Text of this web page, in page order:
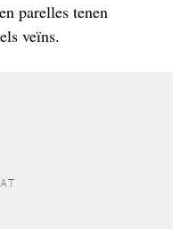
parelles tenen
veïns.